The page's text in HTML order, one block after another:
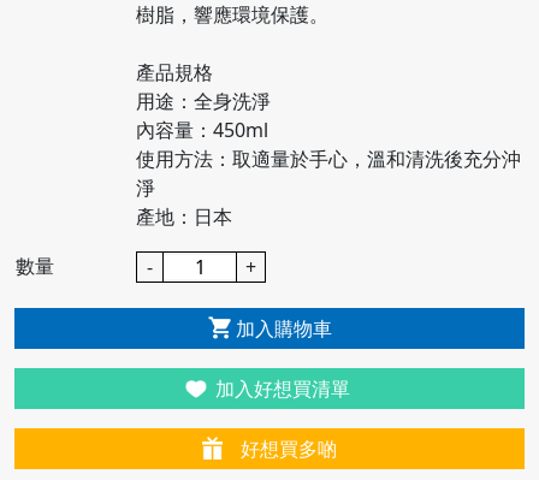
樹脂，響應環境保護。
產品規格
用途：全身洗淨
內容量：450ml
使用方法：取適量於手心，溫和清洗後充分沖
淨
產地：日本
數量
- +
加入購物車
加入好想買清單
好想買多啲